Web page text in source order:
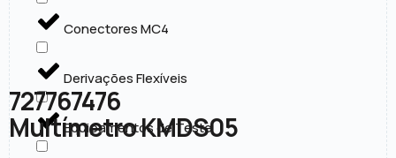
Conectores MC4
Derivações Flexíveis
Equipamentos de Teste
727767476
Multímetro KMDS05